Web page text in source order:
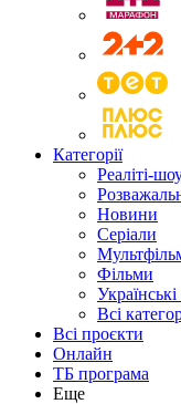
Категорії
Реаліті-
Новини
Серіали
Фільми
Всі
Всі проєкти
Онлайн
ТБ програма
Еще